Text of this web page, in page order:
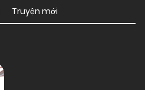
Truyện mới